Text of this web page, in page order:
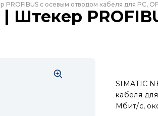
PROFIBUS с осевым отводом кабеля для PC,
| Штекер
SIMATIC
кабеля
Мбит/с,